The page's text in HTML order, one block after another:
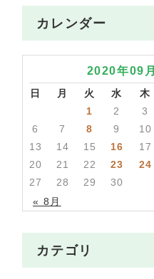
カレンダー
2020年09月
日 月 火 水 木
« 8月
1 2 3
6
7 8 9 10
13
14 15 16 17
20
21 22 23 24
27
28 29 30
カテゴリ